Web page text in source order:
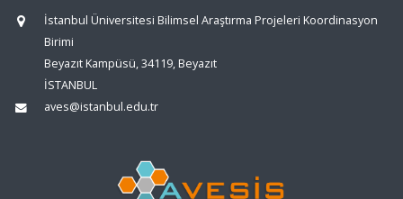
İstanbul Üniversitesi Bilimsel Araştırma Projeleri Koordinasyon
Birimi
Beyazıt Kampüsü, 34119, Beyazıt
İSTANBUL
aves@istanbul.edu.tr